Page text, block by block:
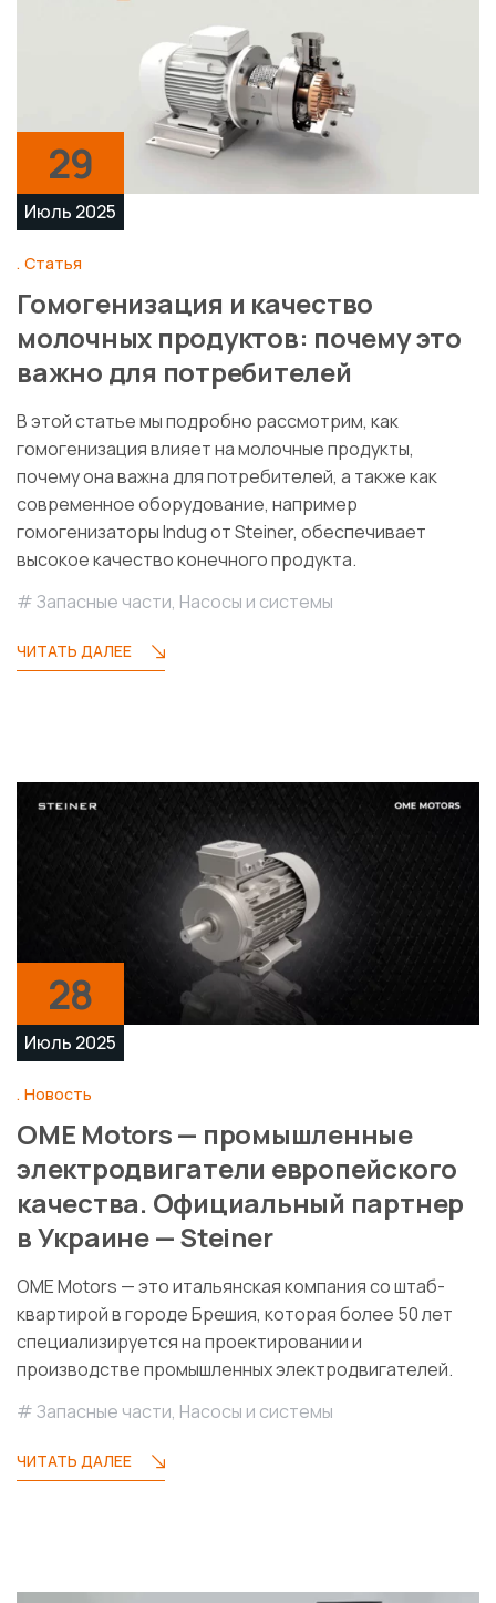
29
Июль 2025
Статья
Гомогенизация и качество
молочных продуктов: почему это
важно для потребителей
В этой статье мы подробно рассмотрим, как
гомогенизация влияет на молочные продукты,
почему она важна для потребителей, а также как
современное оборудование, например
гомогенизаторы Indug от Steiner, обеспечивает
высокое качество конечного продукта.
Запасные части, Насосы и системы
ЧИТАТЬ ДАЛЕЕ
28
Июль 2025
Новость
OME Motors — промышленные
электродвигатели европейского
качества. Официальный партнер
в Украине — Steiner
OME Motors — это итальянская компания со штаб-
квартирой в городе Брешия, которая более 50 лет
специализируется на проектировании и
производстве промышленных электродвигателей.
Запасные части, Насосы и системы
ЧИТАТЬ ДАЛЕЕ